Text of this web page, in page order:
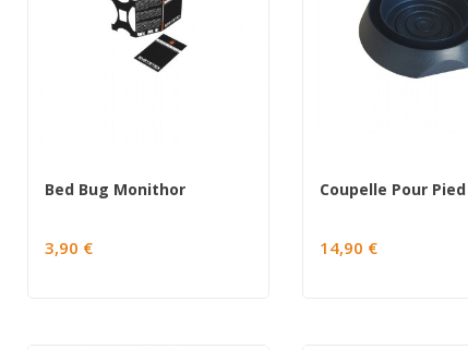
Bed Bug Monithor
3,90 € 14,90 €